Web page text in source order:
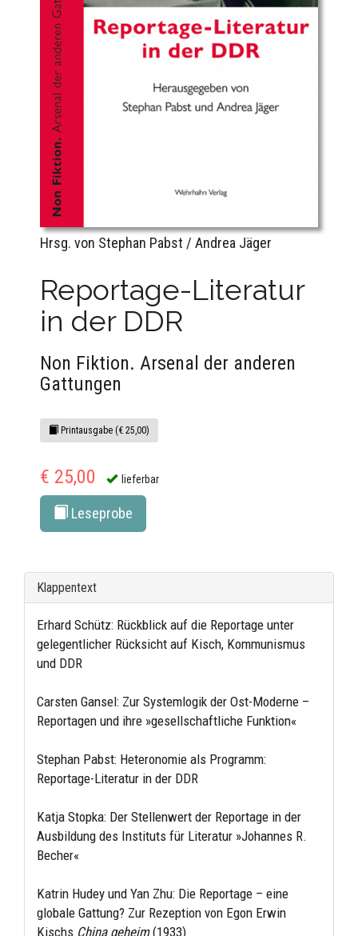
Hrsg. von Stephan Pabst / Andrea Jäger
Reportage-Literatur
in der DDR
Non Fiktion. Arsenal der anderen
Gattungen
Printausgabe (€ 25,00)
€ 25,00 lieferbar
Leseprobe
Klappentext
Erhard Schütz: Rückblick auf die Reportage unter
gelegentlicher Rücksicht auf Kisch, Kommunismus
und DDR
Carsten Gansel: Zur Systemlogik der Ost-Moderne –
Reportagen und ihre »gesellschaftliche Funktion«
Stephan Pabst: Heteronomie als Programm:
Reportage-Literatur in der DDR
Katja Stopka: Der Stellenwert der Reportage in der
Ausbildung des Instituts für Literatur »Johannes R.
Becher«
Katrin Hudey und Yan Zhu: Die Reportage – eine
globale Gattung? Zur Rezeption von Egon Erwin
Kischs China geheim(1933)